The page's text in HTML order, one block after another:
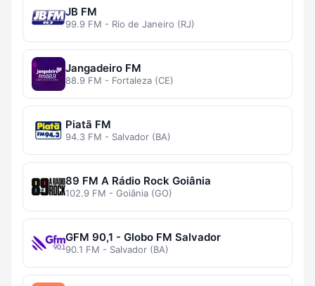
JB FM
99.9 FM - Rio de Janeiro (RJ)
Jangadeiro FM
88.9 FM - Fortaleza (CE)
Piatã FM
94.3 FM - Salvador (BA)
89 FM A Rádio Rock Goiânia
102.9 FM - Goiânia (GO)
GFM 90,1 - Globo FM Salvador
90.1 FM - Salvador (BA)